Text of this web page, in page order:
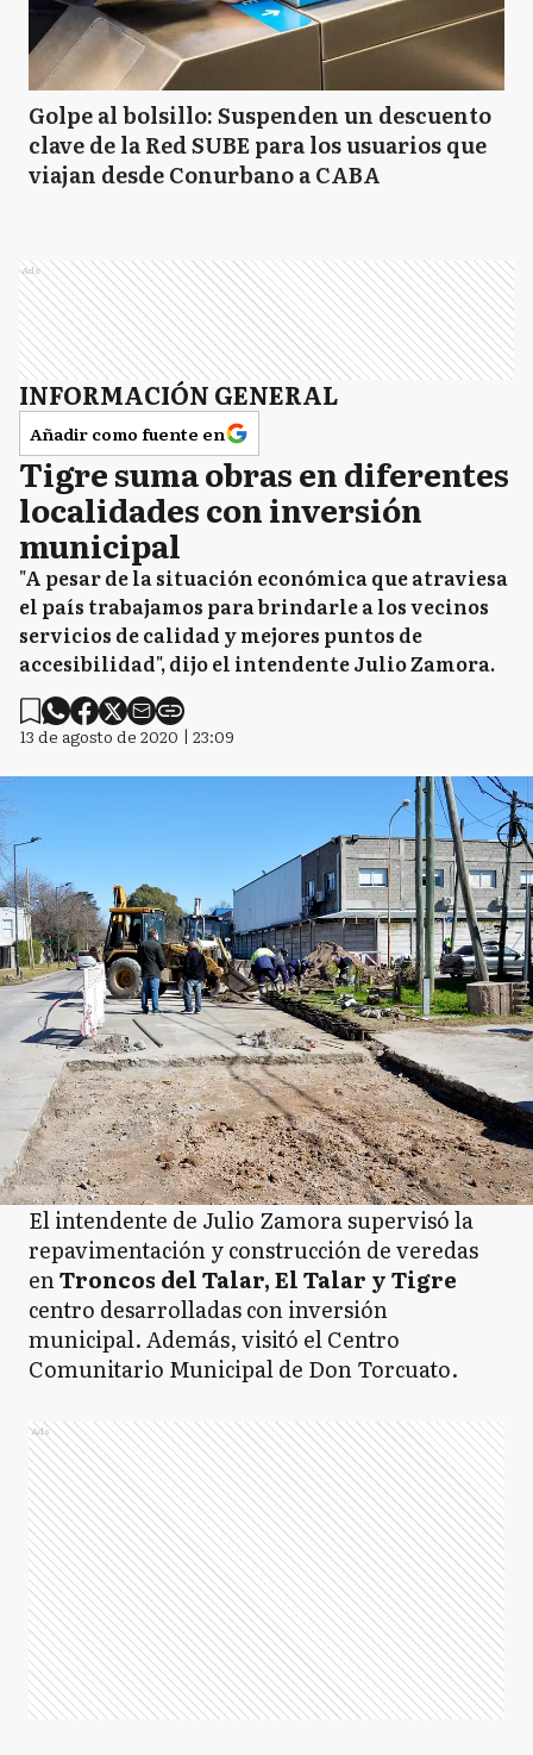
Golpe al bolsillo: Suspenden un descuento
clave de la Red SUBE para los usuarios que
viajan desde Conurbano a CABA
Ads
INFORMACIÓN GENERAL
Añadir como fuente en
Tigre suma obras en diferentes
localidades con inversión
municipal
"A pesar de la situación económica que atraviesa
el país trabajamos para brindarle a los vecinos
servicios de calidad y mejores puntos de
accesibilidad", dijo el intendente Julio Zamora.
13 de agosto de 2020 | 23:09
El intendente de Julio Zamora supervisó la
repavimentación y construcción de veredas
enTroncos del Talar, El Talar y Tigre
centro desarrolladas con inversión
municipal. Además, visitó el Centro
Comunitario Municipal de Don Torcuato.
Ads